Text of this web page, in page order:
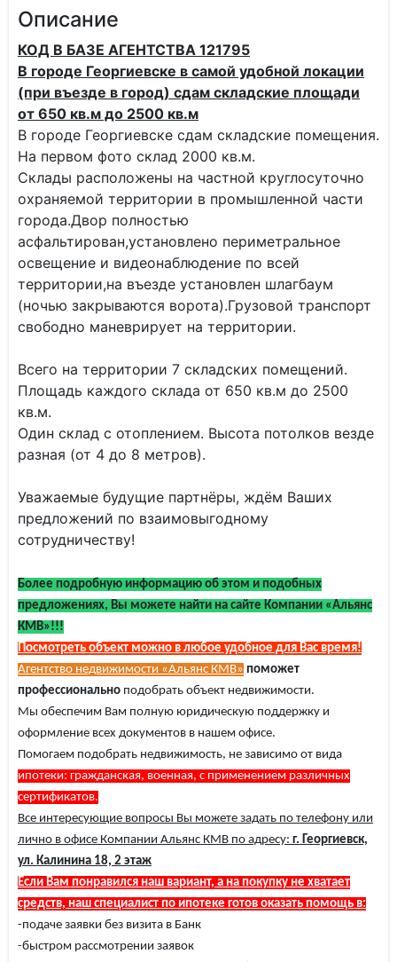
Описание
КОД В БАЗЕ АГЕНТСТВА 121795
В городе Георгиевске в самой удобной локации
(при въезде в город) сдам складские площади
от 650 кв.м до 2500 кв.м
В городе Георгиевске сдам складские помещения.
На первом фото склад 2000 кв.м.
Склады расположены на частной круглосуточно
охраняемой территории в промышленной части
города.Двор полностью
асфальтирован,установлено периметральное
освещение и видеонаблюдение по всей
территории,на въезде установлен шлагбаум
(ночью закрываются ворота).Грузовой транспорт
свободно маневрирует на территории.
Всего на территории 7 складских помещений.
Площадь каждого склада от 650 кв.м до 2500
кв.м.
Один склад с отоплением. Высота потолков везде
разная (от 4 до 8 метров).
Уважаемые будущие партнёры, ждём Ваших
предложений по взаимовыгодному
сотрудничеству!
Более подробную информацию об этом и подобных
предложениях, Вы можете найти на сайте Компании «Альянс
КМВ»!!!
Посмотреть объект можно в любое удобное для Вас время!
Агентство недвижимости «Альянс КМВ» поможет
профессионально подобрать объект недвижимости.
Мы обеспечим Вам полную юридическую поддержку и
оформление всех документов в нашем офисе.
Помогаем подобрать недвижимость, не зависимо от вида
ипотеки: гражданская, военная, с применением различных
сертификатов.
Все интересующие вопросы Вы можете задать по телефону или
лично в офисе Компании Альянс КМВ по адресу: г. Георгиевск,
ул. Калинина 18, 2 этаж
Если Вам понравился наш вариант, а на покупку не хватает
средств, наш специалист по ипотеке готов оказать помощь в:
-подаче заявки без визита в Банк
-быстром рассмотрении заявок